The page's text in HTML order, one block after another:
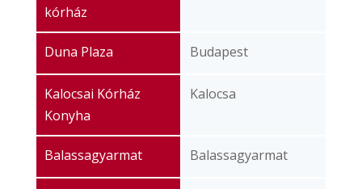
kórház
Duna Plaza
Kalocsai Kórház
Konyha
Balassagyarmat
Budapest
Kalocsa
Balassagyarmat